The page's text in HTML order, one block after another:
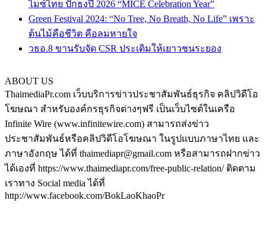
ไมซ์ไทย ปักธงปี 2026 “MICE Celebration Year”
Green Festival 2024: “No Tree, No Breath, No Life” เพราะ
ต้นไม้คือชีวิต คือลมหายใจ
วธอ.8 ขานรับจัด CSR ประเดิมให้เยาวชนระยอง
ABOUT US
ThaimediaPr.com เว็บบริการข่าวประชาสัมพันธ์ธุรกิจ คลิปวิดีโอ
โฆษณา สำหรับองค์กรธุรกิจต่างๆฟรี เป็นเว็บไซต์ในเครือ
Infinite Wire (www.infinitewire.com) สามารถส่งข่าว
ประชาสัมพันธ์หรือคลิปวิดีโอโฆษณา ในรูปแบบภาษาไทย และ
ภาษาอังกฤษ ได้ที่ thaimediapr@gmail.com หรือสามารถฝากข่าว
ได้เองที่ https://www.thaimediapr.com/free-public-relation/ ติดตาม
เราทาง Social media ได้ที่
http://www.facebook.com/BokLaoKhaoPr